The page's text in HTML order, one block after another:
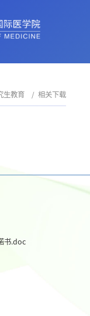
生教育 相关下载
书.doc